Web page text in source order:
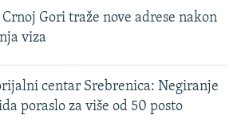
Crnoj Gori traže nove adrese nakon
viza
centar Srebrenica: Negiranje
poraslo za više od 50 posto